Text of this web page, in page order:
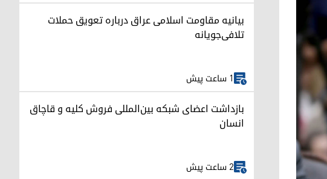
بیانیه مقاومت اسلامی عراق درباره تعویق حملات
تلافی‌جویانه
1 ساعت پیش
بازداشت اعضای شبکه بین‌المللی فروش کلیه و قاچاق
انسان
2 ساعت پیش